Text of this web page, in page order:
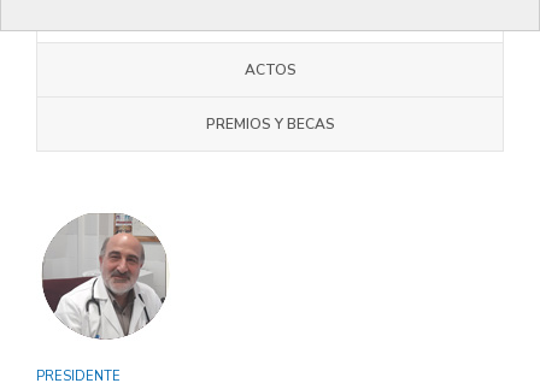
ACTOS
PREMIOS Y BECAS
PRESIDENTE